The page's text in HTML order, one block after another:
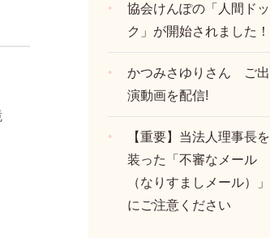
協会けんぽの「人間ドッ
ク」が開始されました！
かつみさゆりさん ご出
演動画を配信!
【重要】当法人理事長を
装った「不審なメール
（なりすましメール）」
にご注意ください